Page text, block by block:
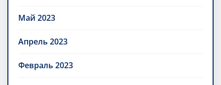
Май 2023
Апрель 2023
Февраль 2023